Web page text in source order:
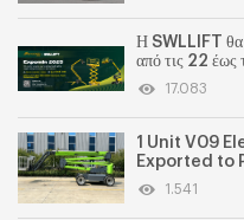
Η SWLLIFT θα
από τις 22 έως
17.083
1 Unit V09
Exported to
1.541